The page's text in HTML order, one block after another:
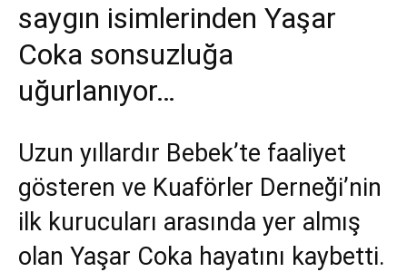
saygın isimlerinden Yaşar
Coka sonsuzluğa
uğurlanıyor…
Uzun yıllardır Bebek’te faaliyet
gösteren ve Kuaförler Derneği’nin
ilk kurucuları arasında yer almış
olan Yaşar Coka hayatını kaybetti.